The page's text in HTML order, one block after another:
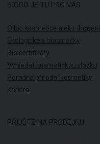
BIOOO JE TU PRO VÁS
O bio kosmetice a eko drogerii
Ekologické a bio značky
Bio certifikáty
Vyhledat kosmetickou složku
Poradna přírodní kosmetiky
Kariéra
PŘIJĎTE NA PRODEJNU